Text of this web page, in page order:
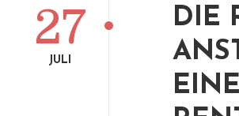
DIE
27
JULI